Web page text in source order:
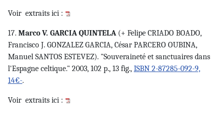
Voir extraits ici :
17. Marco V. GARCIA QUINTELA(+ Felipe CRIADO BOADO,
Francisco J. GONZALEZ GARCIA, César PARCERO OUBINA,
Manuel SANTOS ESTEVEZ). "Souveraineté et sanctuaires dans
l'Espagne celtique." 2003, 102 p., 13 fig., ISBN 2-87285-092-9,
14€-.
Voir extraits ici :